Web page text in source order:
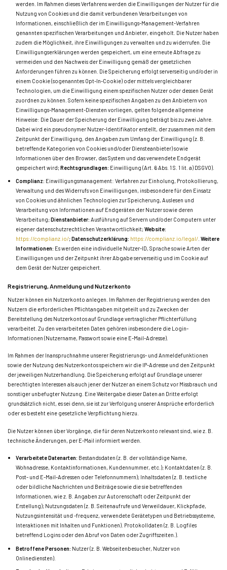
werden. Im Rahmen dieses Verfahrens werden die Einwilligungen der Nutzer für die
Nutzung von Cookies und die damit verbundenen Verarbeitungen von
Informationen, einschließlich der im Einwilligungs-Management-Verfahren
genannten spezifischen Verarbeitungen und Anbieter, eingeholt. Die Nutzer haben
zudem die Möglichkeit, ihre Einwilligungen zu verwalten und zu widerrufen. Die
Einwilligungserklärungen werden gespeichert, um eine erneute Abfrage zu
vermeiden und den Nachweis der Einwilligung gemäß der gesetzlichen
Anforderungen führen zu können. Die Speicherung erfolgt serverseitig und/oder in
einem Cookie (sogenanntes Opt-In-Cookie) oder mittels vergleichbarer
Technologien, um die Einwilligung einem spezifischen Nutzer oder dessen Gerät
zuordnen zu können. Sofern keine spezifischen Angaben zu den Anbietern von
Einwilligungs-Management-Diensten vorliegen, gelten folgende allgemeine
Hinweise: Die Dauer der Speicherung der Einwilligung beträgt bis zu zwei Jahre.
Dabei wird ein pseudonymer Nutzer-Identifikator erstellt, der zusammen mit dem
Zeitpunkt der Einwilligung, den Angaben zum Umfang der Einwilligung (z. B.
betreffende Kategorien von Cookies und/oder Diensteanbieter) sowie
Informationen über den Browser, das System und das verwendete Endgerät
gespeichert wird;Rechtsgrundlagen: Einwilligung (Art. 6 Abs. 1 S. 1 lit. a) DSGVO).
Complianz: Einwilligungsmanagement: Verfahren zur Einholung, Protokollierung,
Verwaltung und des Widerrufs von Einwilligungen, insbesondere für den Einsatz
von Cookies und ähnlichen Technologien zur Speicherung, Auslesen und
Verarbeitung von Informationen auf Endgeräten der Nutzer sowie deren
Verarbeitung;Dienstanbieter: Ausführung auf Servern und/oder Computern unter
eigener datenschutzrechtlichen Verantwortlichkeit;Website:
https://complianz.io/;Datenschutzerklärung: https://complianz.io/legal/. Weitere
Informationen: Es werden eine individuelle Nutzer-ID, Sprache sowie Arten der
Einwilligungen und der Zeitpunkt ihrer Abgabe serverseitig und im Cookie auf
dem Gerät der Nutzer gespeichert.
Registrierung, Anmeldung und Nutzerkonto
Nutzer können ein Nutzerkonto anlegen. Im Rahmen der Registrierung werden den
Nutzern die erforderlichen Pflichtangaben mitgeteilt und zu Zwecken der
Bereitstellung des Nutzerkontos auf Grundlage vertraglicher Pflichterfüllung
verarbeitet. Zu den verarbeiteten Daten gehören insbesondere die Login-
Informationen (Nutzername, Passwort sowie eine E-Mail-Adresse).
Im Rahmen der Inanspruchnahme unserer Registrierungs- und Anmeldefunktionen
sowie der Nutzung des Nutzerkontos speichern wir die IP-Adresse und den Zeitpunkt
der jeweiligen Nutzerhandlung. Die Speicherung erfolgt auf Grundlage unserer
berechtigten Interessen als auch jener der Nutzer an einem Schutz vor Missbrauch und
sonstiger unbefugter Nutzung. Eine Weitergabe dieser Daten an Dritte erfolgt
grundsätzlich nicht, es sei denn, sie ist zur Verfolgung unserer Ansprüche erforderlich
oder es besteht eine gesetzliche Verpflichtung hierzu.
Die Nutzer können über Vorgänge, die für deren Nutzerkonto relevant sind, wie z. B.
technische Änderungen, per E-Mail informiert werden.
Verarbeitete Datenarten: Bestandsdaten (z. B. der vollständige Name,
Wohnadresse, Kontaktinformationen, Kundennummer, etc.); Kontaktdaten (z. B.
Post- und E-Mail-Adressen oder Telefonnummern); Inhaltsdaten (z. B. textliche
oder bildliche Nachrichten und Beiträge sowie die sie betreffenden
Informationen, wie z. B. Angaben zur Autorenschaft oder Zeitpunkt der
Erstellung); Nutzungsdaten (z. B. Seitenaufrufe und Verweildauer, Klickpfade,
Nutzungsintensität und -frequenz, verwendete Gerätetypen und Betriebssysteme,
Interaktionen mit Inhalten und Funktionen). Protokolldaten (z. B. Logfiles
betreffend Logins oder den Abruf von Daten oder Zugriffszeiten.).
Betroffene Personen: Nutzer (z. B. Webseitenbesucher, Nutzer von
Onlinediensten).